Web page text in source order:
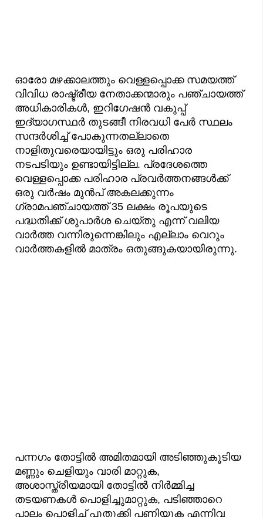
ഓരോ മഴക്കാലത്തും വെള്ളപ്പൊക്ക സമയത്ത്
വിവിധ രാഷ്ട്രീയ നേതാക്കന്മാരും പഞ്ചായത്ത്
അധികാരികൾ, ഇറിഗേഷൻ വകുപ്പ്
ഇദ്യാഗസ്ഥർ തുടങ്ങീ നിരവധി പേർ സ്ഥലം
സന്ദർശിച്ച് പോകുന്നതല്ലാതെ
നാളിതുവരെയായിട്ടും ഒരു പരിഹാര
നടപടിയും ഉണ്ടായിട്ടില്ല. പ്രദേശത്തെ
വെള്ളപ്പൊക്ക പരിഹാര പ്രവർത്തനങ്ങൾക്ക്
ഒരു വർഷം മുൻപ് അകലക്കുന്നം
ഗ്രാമപഞ്ചായത്ത് 35 ലക്ഷം രൂപയുടെ
പദ്ധതിക്ക് ശുപാർശ ചെയ്തു എന്ന് വലിയ
വാർത്ത വന്നിരുന്നെങ്കിലും എല്ലാം വെറും
വാർത്തകളിൽ മാത്രം ഒതുങ്ങുകയായിരുന്നു.
പന്നഗം തോട്ടിൽ അമിതമായി അടിഞ്ഞുകൂടിയ
മണ്ണും ചെളിയും വാരി മാറ്റുക,
അശാസ്ത്രീയമായി തോട്ടിൽ നിർമ്മിച്ച
തടയണകൾ പൊളിച്ചുമാറ്റുക, പടിഞ്ഞാറെ
പാലം പൊളിച്ച് പുതുക്കി പണിയുക എന്നിവ